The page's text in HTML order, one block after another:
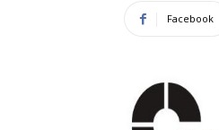
Facebook